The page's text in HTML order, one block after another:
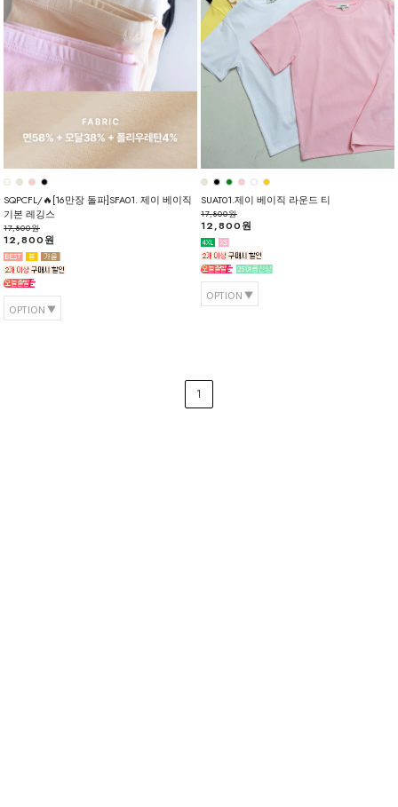
SQPCFL/🔥[16만장 돌파]SFA01. 제이 베이직
기본 레깅스
17,800원
12,800원
OPTION
SUAT01.제이 베이직 라운드 티
17,800원
12,800원
OPTION
1